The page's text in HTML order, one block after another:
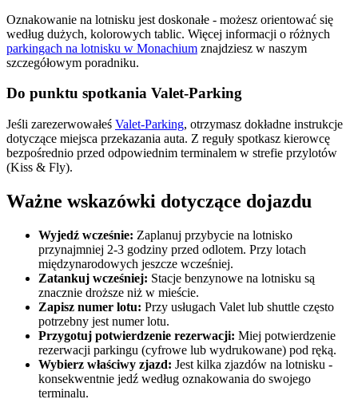
Oznakowanie na lotnisku jest doskonałe - możesz orientować się
według dużych, kolorowych tablic. Więcej informacji o różnych
parkingach na lotnisku w Monachium znajdziesz w naszym
szczegółowym poradniku.
Do punktu spotkania Valet-Parking
Jeśli zarezerwowałeś Valet-Parking, otrzymasz dokładne instrukcje
dotyczące miejsca przekazania auta. Z reguły spotkasz kierowcę
bezpośrednio przed odpowiednim terminalem w strefie przylotów
(Kiss & Fly).
Ważne wskazówki dotyczące dojazdu
Wyjedź wcześnie: Zaplanuj przybycie na lotnisko
przynajmniej 2-3 godziny przed odlotem. Przy lotach
międzynarodowych jeszcze wcześniej.
Zatankuj wcześniej: Stacje benzynowe na lotnisku są
znacznie droższe niż w mieście.
Zapisz numer lotu: Przy usługach Valet lub shuttle często
potrzebny jest numer lotu.
Przygotuj potwierdzenie rezerwacji: Miej potwierdzenie
rezerwacji parkingu (cyfrowe lub wydrukowane) pod ręką.
Wybierz właściwy zjazd: Jest kilka zjazdów na lotnisku -
konsekwentnie jedź według oznakowania do swojego
terminalu.